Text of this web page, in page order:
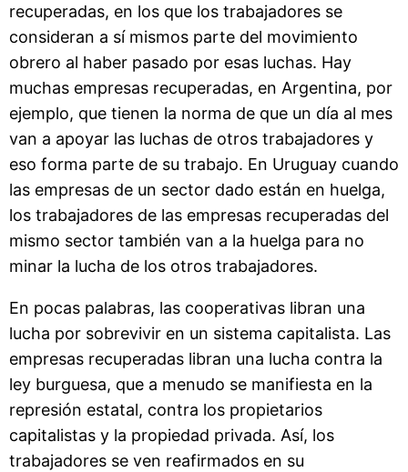
recuperadas, en los que los trabajadores se
consideran a sí mismos parte del movimiento
obrero al haber pasado por esas luchas. Hay
muchas empresas recuperadas, en Argentina, por
ejemplo, que tienen la norma de que un día al mes
van a apoyar las luchas de otros trabajadores y
eso forma parte de su trabajo. En Uruguay cuando
las empresas de un sector dado están en huelga,
los trabajadores de las empresas recuperadas del
mismo sector también van a la huelga para no
minar la lucha de los otros trabajadores.
En pocas palabras, las cooperativas libran una
lucha por sobrevivir en un sistema capitalista. Las
empresas recuperadas libran una lucha contra la
ley burguesa, que a menudo se manifiesta en la
represión estatal, contra los propietarios
capitalistas y la propiedad privada. Así, los
trabajadores se ven reafirmados en su